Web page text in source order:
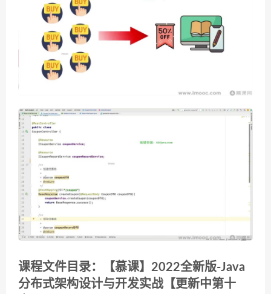
课程文件目录：【慕课】2022全新版-Java
分布式架构设计与开发实战【更新中第十